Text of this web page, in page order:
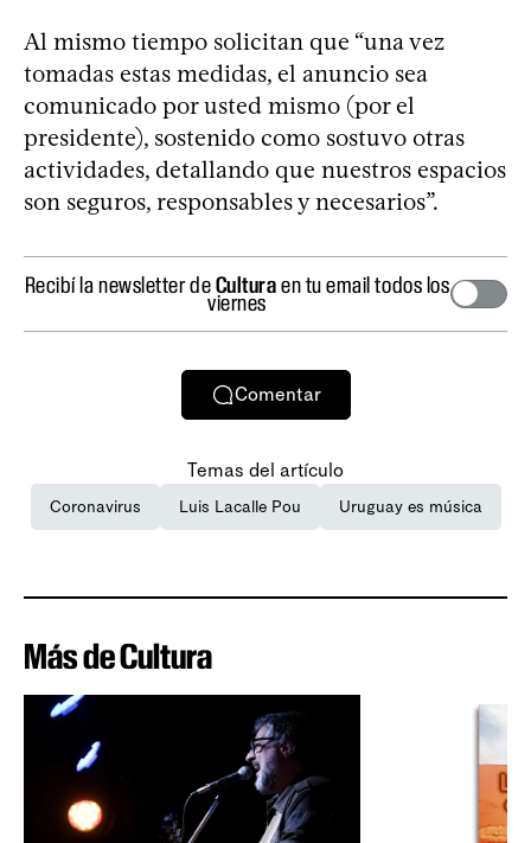
Al mismo tiempo solicitan que “una vez
tomadas estas medidas, el anuncio sea
comunicado por usted mismo (por el
presidente), sostenido como sostuvo otras
actividades, detallando que nuestros espacios
son seguros, responsables y necesarios”.
Recibí la newsletter deCulturaen tu email todos los
viernes
Comentar
Temas del artículo
Coronavirus Luis Lacalle Pou Uruguay es música
Más de Cultura